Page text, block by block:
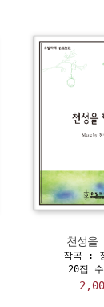
천성을
작곡 :
20집